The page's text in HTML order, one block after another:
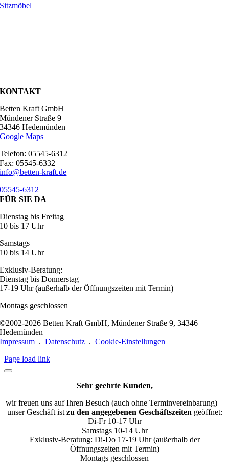
Sitzmöbel
KONTAKT
Betten Kraft GmbH
Mündener Straße 9
34346 Hedemünden
Google Maps
Telefon: 05545-6312
Fax: 05545-6332
info@betten-kraft.de
05545-6312
FÜR SIE DA
Dienstag bis Freitag
10 bis 17 Uhr
Samstags
10 bis 14 Uhr
Exklusiv-Beratung:
Dienstag bis Donnerstag
17-19 Uhr (außerhalb der Öffnungszeiten mit Termin)
Montags geschlossen
©2002-2026 Betten Kraft GmbH, Mündener Straße 9, 34346
Hedemünden
Impressum .Datenschutz .Cookie-Einstellungen
Page load link
Sehr geehrte Kunden,
wir freuen uns auf Ihren Besuch (auch ohne Terminvereinbarung) –
unser Geschäft ist zu den angegebenen Geschäftszeiten geöffnet:
Di-Fr 10-17 Uhr
Samstags 10-14 Uhr
Exklusiv-Beratung: Di-Do 17-19 Uhr (außerhalb der
Öffnungszeiten mit Termin)
Montags geschlossen